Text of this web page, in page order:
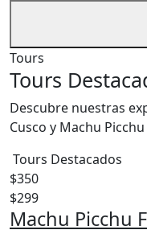
Tours
Tours
Descubre nuestras
Cusco y Machu Picchu
Tours Destacados
$350
$299
Machu Picchu